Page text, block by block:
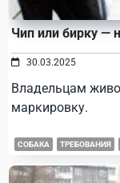
Чип или бирку —
30.03.2025
Владельцам
маркировку.
СОБАКА ТРЕБОВАНИЯ